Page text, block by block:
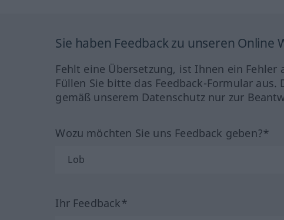
Sie haben Feedback zu unseren Online
Fehlt eine Übersetzung, ist Ihnen ein
Füllen Sie bitte das Feedback-Formular
gemäß unserem Datenschutz nur zur
Wozu möchten Sie uns Feedback geben?*
Ihr Feedback*